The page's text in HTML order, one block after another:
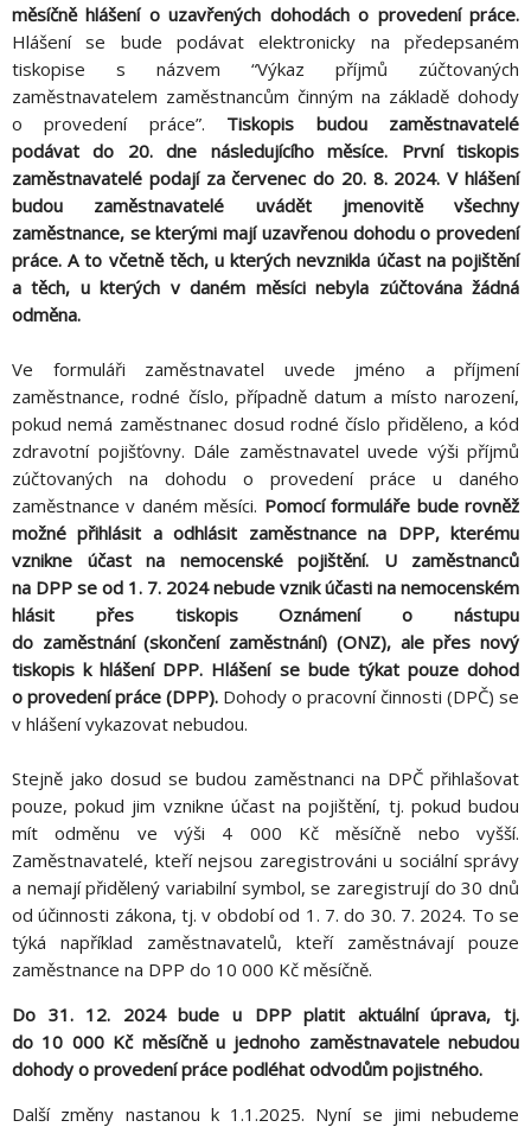
měsíčně hlášení o uzavřených dohodách o provedení práce.
Hlášení se bude podávat elektronicky na předepsaném
tiskopise s názvem “Výkaz příjmů zúčtovaných
zaměstnavatelem zaměstnancům činným na základě dohody
o provedení práce”. Tiskopis budou zaměstnavatelé
podávat do 20. dne následujícího měsíce. První tiskopis
zaměstnavatelé podají za červenec do 20. 8. 2024. V hlášení
budou zaměstnavatelé uvádět jmenovitě všechny
zaměstnance, se kterými mají uzavřenou dohodu o provedení
práce. A to včetně těch, u kterých nevznikla účast na pojištění
a těch, u kterých v daném měsíci nebyla zúčtována žádná
odměna.
Ve formuláři zaměstnavatel uvede jméno a příjmení
zaměstnance, rodné číslo, případně datum a místo narození,
pokud nemá zaměstnanec dosud rodné číslo přiděleno, a kód
zdravotní pojišťovny. Dále zaměstnavatel uvede výši příjmů
zúčtovaných na dohodu o provedení práce u daného
zaměstnance v daném měsíci. Pomocí formuláře bude rovněž
možné přihlásit a odhlásit zaměstnance na DPP, kterému
vznikne účast na nemocenské pojištění. U zaměstnanců
na DPP se od 1. 7. 2024 nebude vznik účasti na nemocenském
hlásit přes tiskopis Oznámení o nástupu
do zaměstnání (skončení zaměstnání) (ONZ), ale přes nový
tiskopis k hlášení DPP. Hlášení se bude týkat pouze dohod
o provedení práce (DPP). Dohody o pracovní činnosti (DPČ) se
v hlášení vykazovat nebudou.
Stejně jako dosud se budou zaměstnanci na DPČ přihlašovat
pouze, pokud jim vznikne účast na pojištění, tj. pokud budou
mít odměnu ve výši 4 000 Kč měsíčně nebo vyšší.
Zaměstnavatelé, kteří nejsou zaregistrováni u sociální správy
a nemají přidělený variabilní symbol, se zaregistrují do 30 dnů
od účinnosti zákona, tj. v období od 1. 7. do 30. 7. 2024. To se
týká například zaměstnavatelů, kteří zaměstnávají pouze
zaměstnance na DPP do 10 000 Kč měsíčně.
Do 31. 12. 2024 bude u DPP platit aktuální úprava, tj.
do 10 000 Kč měsíčně u jednoho zaměstnavatele nebudou
dohody o provedení práce podléhat odvodům pojistného.
Další změny nastanou k 1.1.2025. Nyní se jimi nebudeme